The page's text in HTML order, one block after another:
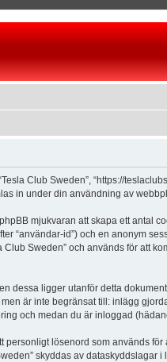
Club Sweden”, “https://
in under din användning av
mjukvaran att skapa ett antal
id”) och en anonym
Sweden” och används för att
dessa ligger utanför detta
är inte begränsat till: inlägg
och medan du är inloggad
lösenord som används
skyddas av